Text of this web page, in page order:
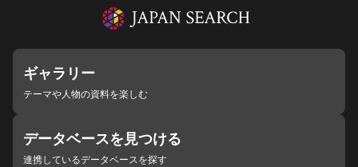
ギャラリー
テーマや人物の資料を楽しむ
データベースを見つける
連携しているデータベースを探す